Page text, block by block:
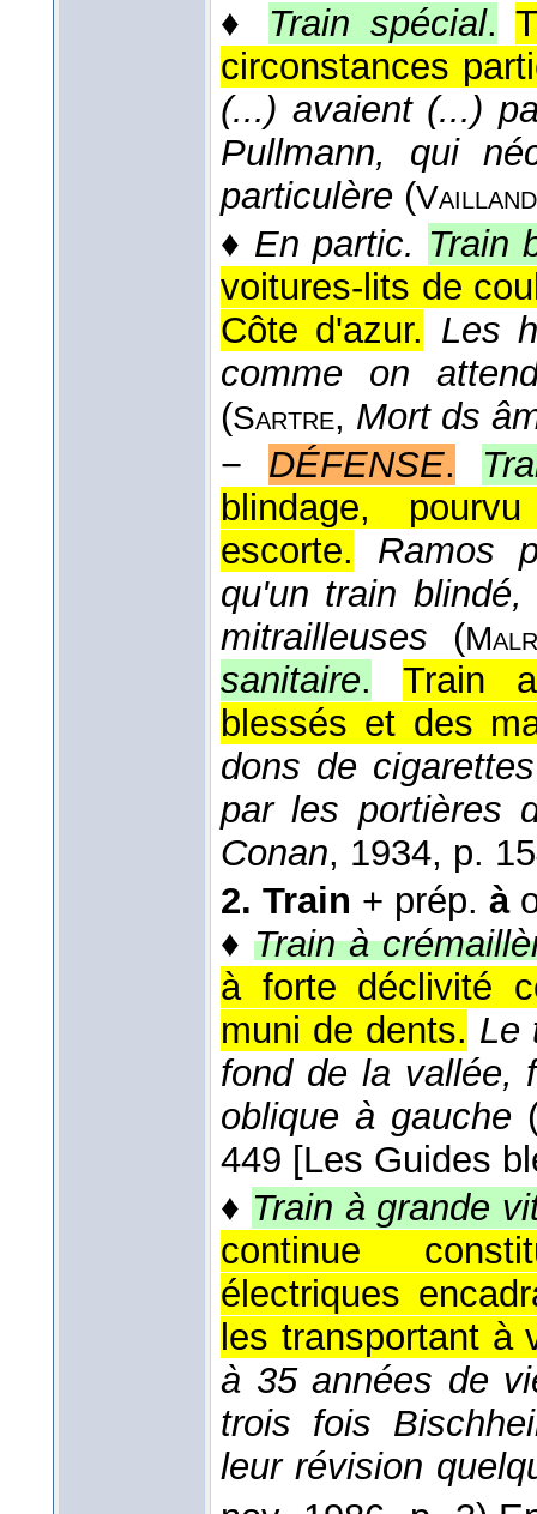
♦ Train spécial.
circonstances
(...) avaient (...)
Pullmann, qui
particulère (Vailland
♦ En partic. Train
voitures-lits de
Côte d'azur. Les
comme on
(Sartre, Mort ds
− DÉFENSE.
blindage,
escorte.
Ramos
qu'un train
mitrailleuses (
sanitaire.
Train
blessés et des
dons de
par les portières
Conan, 1934, p.
2. Train + prép. à
♦Train à
à forte déclivité
muni de dents. Le
fond de la vallée,
oblique à gauche
449 [Les Guides
♦ Train à grande
continue
électriques
les transportant à
à 35 années de
trois fois
leur révision